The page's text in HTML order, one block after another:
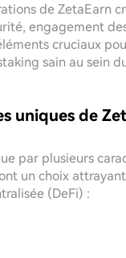
de ZetaEarn
engagement
cruciaux
sain au sein
uniques de
par plusieurs
un choix
(DeFi) :